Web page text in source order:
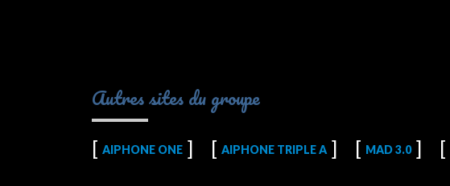
Autres sites du groupe
AIPHONE ONE AIPHONE TRIPLE A MAD 3.0